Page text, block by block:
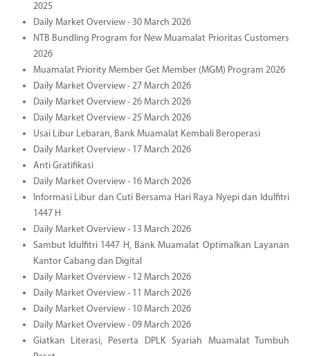
2025
Daily Market Overview - 30 March 2026
NTB Bundling Program for New Muamalat Prioritas Customers
2026
Muamalat Priority Member Get Member (MGM) Program 2026
Daily Market Overview - 27 March 2026
Daily Market Overview - 26 March 2026
Daily Market Overview - 25 March 2026
Usai Libur Lebaran, Bank Muamalat Kembali Beroperasi
Daily Market Overview - 17 March 2026
Anti Gratifikasi
Daily Market Overview - 16 March 2026
Informasi Libur dan Cuti Bersama Hari Raya Nyepi dan Idulfitri
1447 H
Daily Market Overview - 13 March 2026
Sambut Idulfitri 1447 H, Bank Muamalat Optimalkan Layanan
Kantor Cabang dan Digital
Daily Market Overview - 12 March 2026
Daily Market Overview - 11 March 2026
Daily Market Overview - 10 March 2026
Daily Market Overview - 09 March 2026
Giatkan Literasi, Peserta DPLK Syariah Muamalat Tumbuh